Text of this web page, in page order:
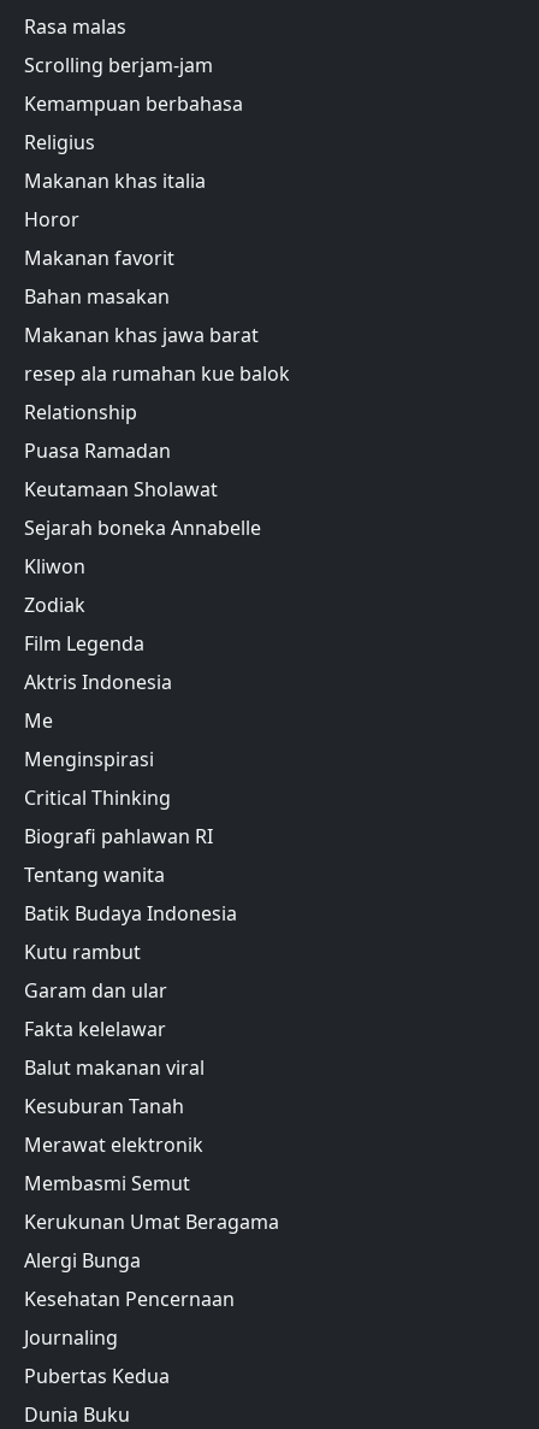
Rasa malas
Scrolling berjam-jam
Kemampuan berbahasa
Religius
Makanan khas italia
Horor
Makanan favorit
Bahan masakan
Makanan khas jawa barat
resep ala rumahan kue balok
Relationship
Puasa Ramadan
Keutamaan Sholawat
Sejarah boneka Annabelle
Kliwon
Zodiak
Film Legenda
Aktris Indonesia
Me
Menginspirasi
Critical Thinking
Biografi pahlawan RI
Tentang wanita
Batik Budaya Indonesia
Kutu rambut
Garam dan ular
Fakta kelelawar
Balut makanan viral
Kesuburan Tanah
Merawat elektronik
Membasmi Semut
Kerukunan Umat Beragama
Alergi Bunga
Kesehatan Pencernaan
Journaling
Pubertas Kedua
Dunia Buku